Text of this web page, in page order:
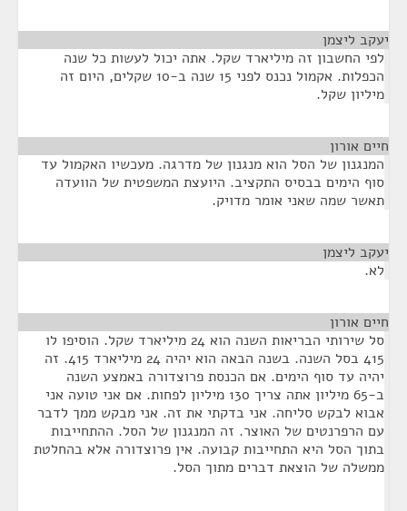
יעקב ליצמן
לפי החשבון זה מיליארד שקל. אתה יכול לעשות כל שנה
הכפלות. אקמול נכנס לפני 15 שנה ב-10 שקלים, היום זה
מיליון שקל.
חיים אורון
המנגנון של הסל הוא מנגנון של מדרגה. מעכשיו האקמול עד
סוף הימים בבסיס התקציב. היועצת המשפטית של הוועדה
תאשר שמה שאני אומר מדויק.
יעקב ליצמן
לא.
חיים אורון
סל שירותי הבריאות השנה הוא 24 מיליארד שקל. הוסיפו לו
415 בסל השנה. בשנה הבאה הוא יהיה 24 מיליארד 415. זה
יהיה עד סוף הימים. אם הכנסת פרוצדורה באמצע השנה
ב-65 מיליון אתה צריך 130 מיליון לפחות. אם אני טועה אני
אבוא לבקש סליחה. אני בדקתי את זה. אני מבקש ממך לדבר
עם הרפרנטים של האוצר. זה המנגנון של הסל. ההתחייבות
בתוך הסל היא התחייבות קבועה. אין פרוצדורה אלא בהחלטת
ממשלה של הוצאת דברים מתוך הסל.